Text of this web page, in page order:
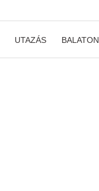
UTAZÁS BALATON